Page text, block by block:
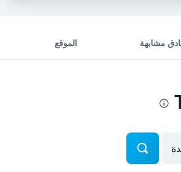
مشابهة الموقع